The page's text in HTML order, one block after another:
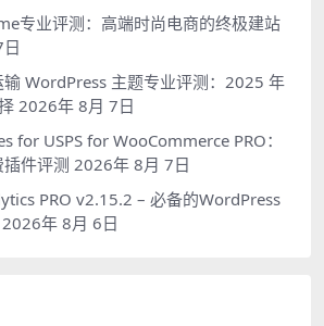
专业评测：高端时尚电商的终极建站
WordPress 主题专业评测：2025 年
2026年 8月 7日
for USPS for WooCommerce PRO：
插件评测 2026年 8月 7日
PRO v2.15.2 – 必备的WordPress
2026年 8月 6日